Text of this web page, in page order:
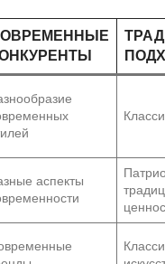
аспекты